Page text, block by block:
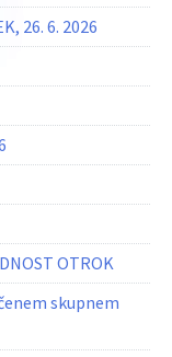
26. 6. 2026
OTROK
skupnem